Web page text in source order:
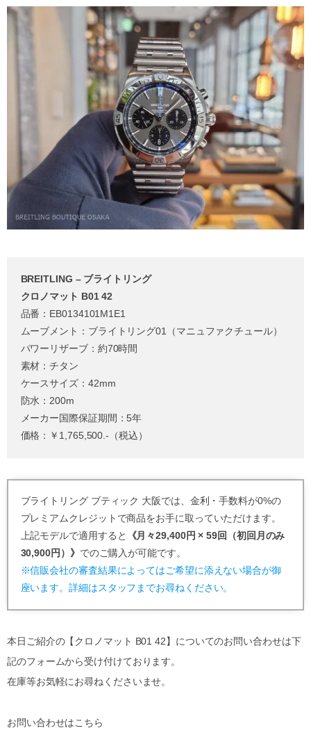
BREITLING – ブライトリング
クロノマット B01 42
品番：EB0134101M1E1
ムーブメント：ブライトリング01（マニュファクチュール）
パワーリザーブ：約70時間
素材：チタン
ケースサイズ：42mm
防水：200m
メーカー国際保証期間：5年
価格：￥1,765,500.-（税込）
ブライトリング ブティック 大阪では、金利・手数料が0%の
プレミアムクレジットで商品をお手に取っていただけます。
上記モデルで適用すると
《月々29,400円 × 59回（初回月のみ
30,900円）》 でのご購入が可能です。
※信販会社の審査結果によってはご希望に添えない場合が御
座います。詳細はスタッフまでお尋ねください。
本日ご紹介の【クロノマット B01 42】についてのお問い合わせは下
記のフォームから受け付けております。
在庫等お気軽にお尋ねくださいませ。
お問い合わせはこちら